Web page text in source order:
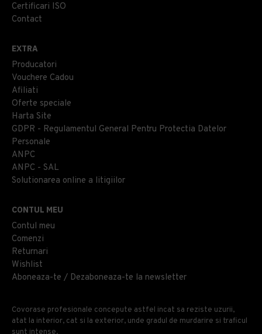
Certificari ISO
Contact
EXTRA
Producatori
Vouchere Cadou
Afiliati
Oferte speciale
Harta Site
GDPR - Regulamentul General Pentru Protectia Datelor
Personale
ANPC
ANPC - SAL
Solutionarea online a litigiilor
CONTUL MEU
Contul meu
Comenzi
Returnari
Wishlist
Aboneaza-te / Dezaboneaza-te la newsletter
Covorase profesionale concepute astfel incat sa reziste uzurii,
atat la interior, cat si la exterior, unde gradul de murdarire si traficul
sunt intense.